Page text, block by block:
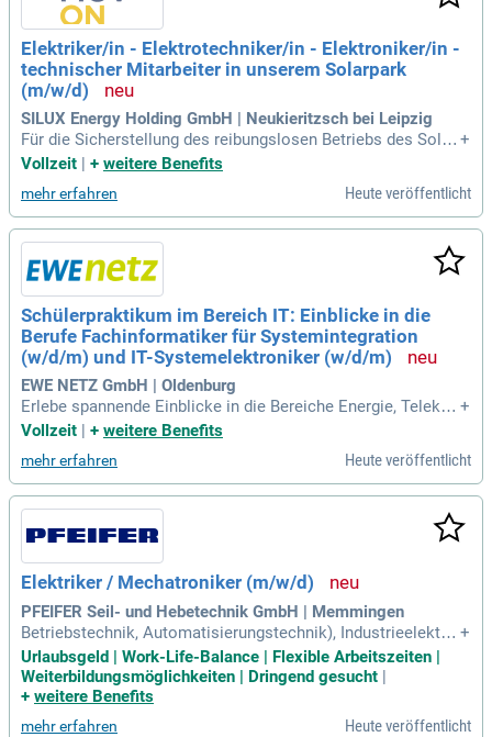
Elektriker/in - Elektrotechniker/in - Elektroniker/in -
technischer Mitarbeiter in unserem Solarpark
(m/w/d)
SILUX Energy Holding GmbH | Neukieritzsch bei Leipzig
Für die Sicherstellung des reibungslosen Betriebs des Solar
park Witznitz (Module, Wechselrichter, Mittelspannungstran
der unser Team bei der Wartung und Instandhaltung der elek
trischen Anlagen
+
Vollzeit | + weitere Benefits
mehr erfahren Heute veröffentlicht
Schülerpraktikum im Bereich IT: Einblicke in die
Berufe Fachinformatiker für Systemintegration
(w/d/m) und IT-Systemelektroniker (w/d/m)
EWE NETZ GmbH | Oldenburg
Erlebe spannende Einblicke in die Bereiche Energie, Teleko
mmunikation und IT. Unser Praktikum vermittelt dir praxisna
en. Du lernst, wie Access- und Transportnetze sowie Breitba
ndlösungen funktionieren und technische Störungen analysi
ert werden. Begleite unsere Fachkräfte bei Außendiensteins
ätzen und erlebe technische Prozesse hautnah. Die Dauer d
es Praktikums beträgt maximal zwei Wochen und findet in O
ldenburg statt. Nutze die Chance, Teil einer wichtigen Missi
on für eine nachhaltige Energieversorgung zu werden – bewi
rb dich jetzt!
+
Vollzeit
+ weitere Benefits
mehr erfahren Heute veröffentlicht
Elektriker / Mechatroniker (m/w/d)
PFEIFER Seil- und Hebetechnik GmbH | Memmingen
Betriebstechnik, Automatisierungstechnik), Industrieelektrik
er oder Mechatroniker (m/w/d); Erfahrung in der Montage u
nd Inbetriebnahme elektrischer und mechanischer Anlagen i
st wünschenswert; Kenntnisse in der Steuerungstechnik und
+
Urlaubsgeld | Work-Life-Balance | Flexible Arbeitszeiten |
Weiterbildungsmöglichkeiten | Dringend gesucht |
+ weitere Benefits
mehr erfahren Heute veröffentlicht